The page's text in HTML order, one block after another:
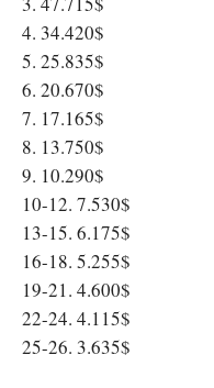
4. 34.420$
5. 25.835$
6. 20.670$
7. 17.165$
8. 13.750$
9. 10.290$
10-12. 7.530$
13-15. 6.175$
16-18. 5.255$
19-21. 4.600$
22-24. 4.115$
25-26. 3.635$